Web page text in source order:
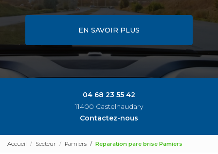
EN SAVOIR PLUS
04 68 23 55 42
11400 Castelnaudary
Contactez-nous
Accueil Secteur Pamiers Reparation pare brise Pamiers